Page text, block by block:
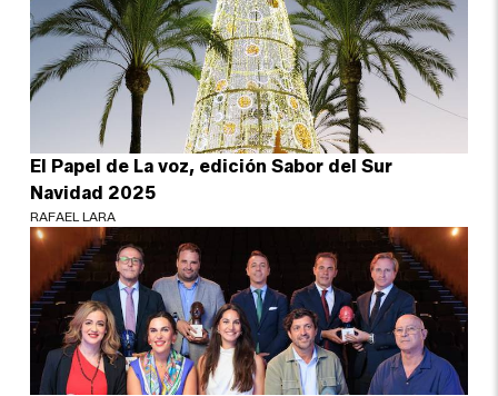
El Papel de La voz, edición Sabor del Sur
Navidad 2025
RAFAEL LARA